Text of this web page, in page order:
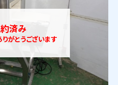
済み
がとうございます